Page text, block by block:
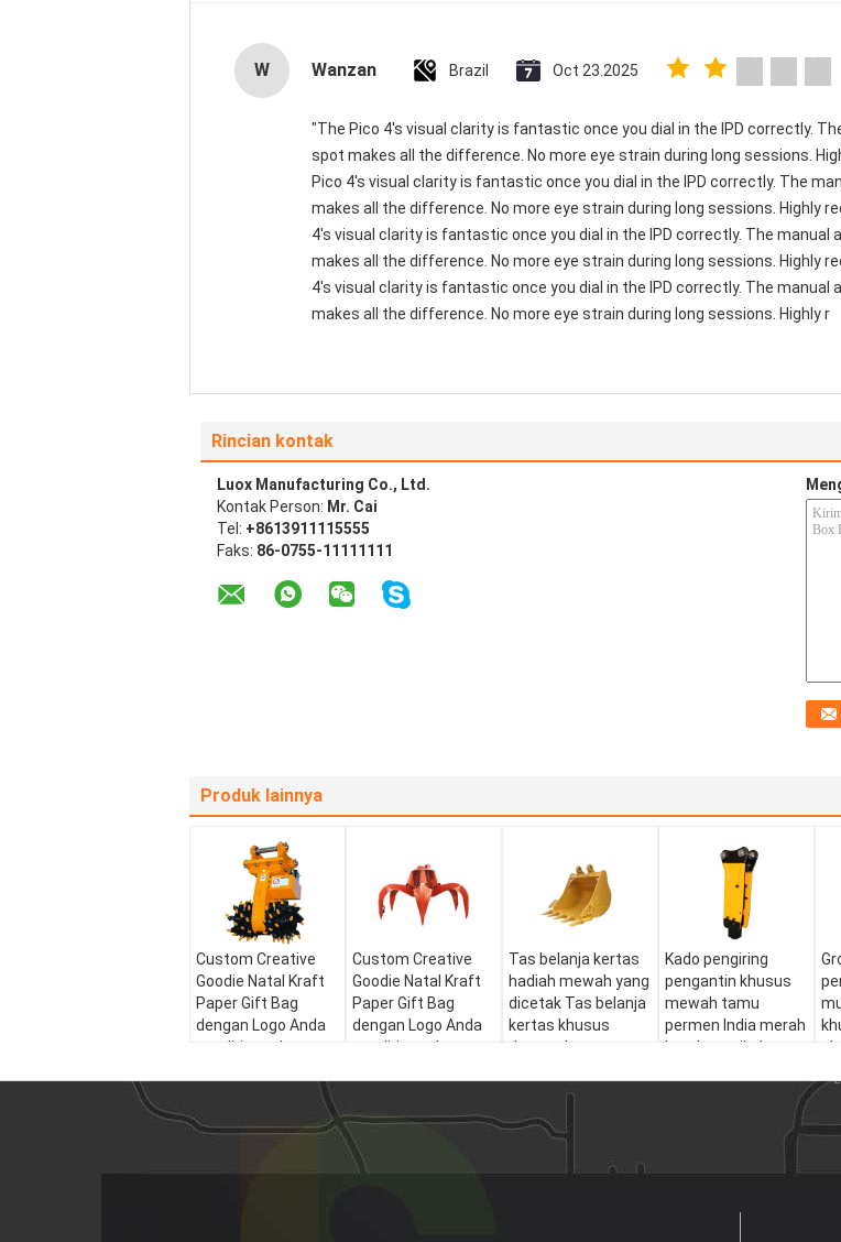
W Wanzan Brazil Oct 23.2025
"The Pico 4's visual clarity is fantastic once you dial in the IPD correctly.
spot makes all the difference. No more eye strain during long sessions.
Pico 4's visual clarity is fantastic once you dial in the IPD correctly. The
makes all the difference. No more eye strain during long sessions. Highly
4's visual clarity is fantastic once you dial in the IPD correctly. The
makes all the difference. No more eye strain during long sessions. Highly
4's visual clarity is fantastic once you dial in the IPD correctly. The
makes all the difference. No more eye strain during long sessions. Highly r
Rincian kontak
Luox Manufacturing Co., Ltd.
Kontak Person: Mr. Cai
Tel: +8613911115555
Faks: 86-0755-11111111
Produk lainnya
Custom Creative
Goodie Natal Kraft
Paper Gift Bag
dengan Logo Anda
sendiri untuk pesta
Custom Creative
Goodie Natal Kraft
Paper Gift Bag
dengan Logo Anda
sendiri untuk pesta
Tas belanja kertas
hadiah mewah yang
dicetak Tas belanja
kertas khusus
dengan logo
Kado pengiring
pengantin khusus
mewah tamu
permen India merah
kotak pernikahan